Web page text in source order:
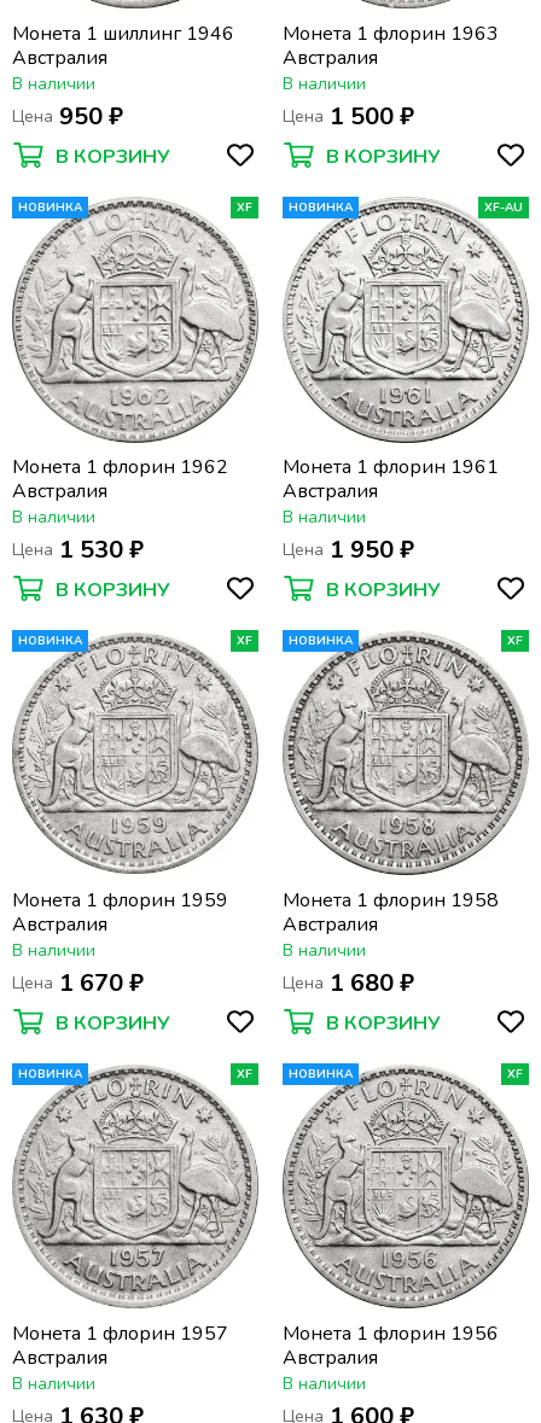
Монета 1 шиллинг 1946
Австралия
В наличии
Цена 950 ₽
В КОРЗИНУ
Монета 1 флорин 1963
Австралия
В наличии
Цена 1 500 ₽
В КОРЗИНУ
НОВИНКА XF
Монета 1 флорин 1962
Австралия
В наличии
Цена 1 530 ₽
В КОРЗИНУ
НОВИНКА XF-AU
Монета 1 флорин 1961
Австралия
В наличии
Цена 1 950 ₽
В КОРЗИНУ
НОВИНКА XF
Монета 1 флорин 1959
Австралия
В наличии
Цена 1 670 ₽
В КОРЗИНУ
НОВИНКА XF
Монета 1 флорин 1958
Австралия
В наличии
Цена 1 680 ₽
В КОРЗИНУ
НОВИНКА XF
Монета 1 флорин 1957
Австралия
В наличии
Цена 1 630 ₽
НОВИНКА XF
Монета 1 флорин 1956
Австралия
В наличии
Цена 1 600 ₽